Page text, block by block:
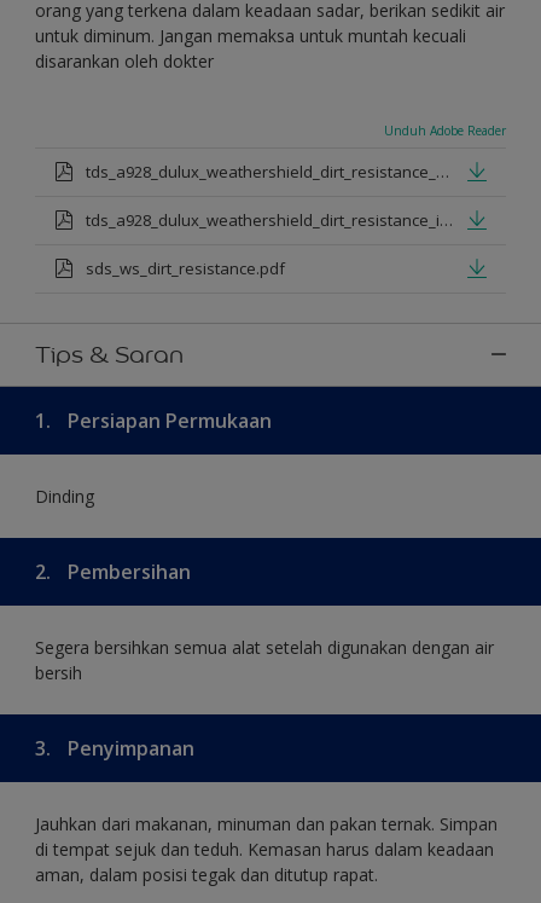
orang yang terkena dalam keadaan sadar, berikan sedikit air
untuk diminum. Jangan memaksa untuk muntah kecuali
disarankan oleh dokter
Unduh Adobe Reader
tds_a928_dulux_weathershield_dirt_resistance_en_jan_2025.pdf
tds_a928_dulux_weathershield_dirt_resistance_id_jan_2025.pdf
sds_ws_dirt_resistance.pdf
Tips & Saran
1. Persiapan Permukaan
Dinding
2. Pembersihan
Segera bersihkan semua alat setelah digunakan dengan air
bersih
3. Penyimpanan
Jauhkan dari makanan, minuman dan pakan ternak. Simpan
di tempat sejuk dan teduh. Kemasan harus dalam keadaan
aman, dalam posisi tegak dan ditutup rapat.